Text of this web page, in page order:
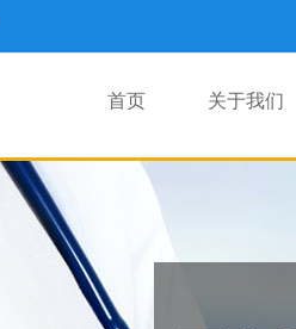
首页 关于我们